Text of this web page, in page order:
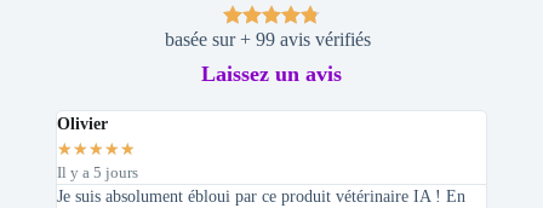
basée sur + 99 avis vérifiés
Laissez un avis
Olivier
★★★★★
Il y a 5 jours
Je suis absolument ébloui par ce produit vétérinaire IA ! En